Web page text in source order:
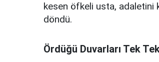
kesen öfkeli usta, adaletini
döndü.
Ördüğü Duvarları Tek